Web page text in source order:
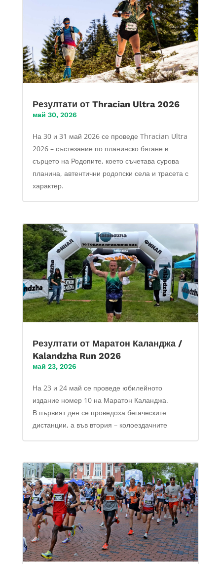
Резултати от Thracian Ultra 2026
май 30, 2026
На 30 и 31 май 2026 се проведе Thracian Ultra
2026 – състезание по планинско бягане в
сърцето на Родопите, което съчетава сурова
планина, автентични родопски села и трасета с
характер.
Резултати от Маратон Каланджа /
Kalandzha Run 2026
май 23, 2026
На 23 и 24 май се проведе юбилейното
издание номер 10 на Маратон Каланджа.
В първият ден се проведоха бегаческите
дистанции, а във втория – колоездачните